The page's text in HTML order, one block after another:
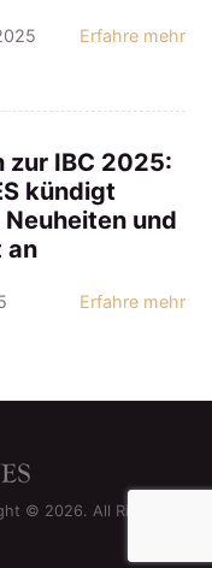
Erfahre mehr
zur IBC 2025:
kündigt
und
an
Erfahre mehr
© 2026. All Rights